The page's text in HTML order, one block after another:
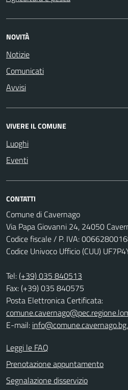
NOVITÀ
Notizie
Comunicati
Avvisi
VIVERE IL COMUNE
Luoghi
Eventi
CONTATTI
Comune di Cavernago
Via Papa Giovanni 24, 24050
Codice fiscale / P. IVA:
Codice Univoco Ufficio (CUU)
Tel:(+39) 035 840513
Fax: (+39) 035 840575
Posta Elettronica Certificata:
E-mail:
Leggi le FAQ
Prenotazione appuntamento
Segnalazione disservizio